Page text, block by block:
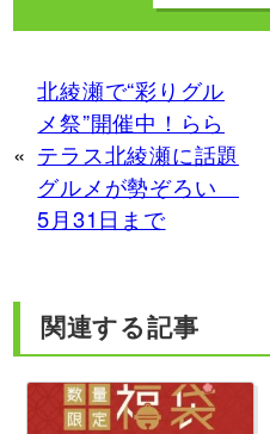
«
北綾瀬で“彩りグル
メ祭”開催中！らら
テラス北綾瀬に話題
グルメが勢ぞろい
5月31日まで
関連する記事